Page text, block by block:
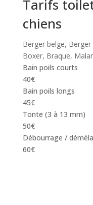
Tarifs
chiens
Berger belge,
Boxer, Braque,
Bain poils courts
40€
Bain poils longs
45€
Tonte (3 à 13 mm)
50€
Débourrage /
60€